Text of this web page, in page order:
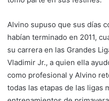
Alvino supuso que sus días
habían terminado en 2011,
su carrera en las Grandes
Vladimir Jr., a quien ella
como profesional y Alvino
todas las etapas de las ligas